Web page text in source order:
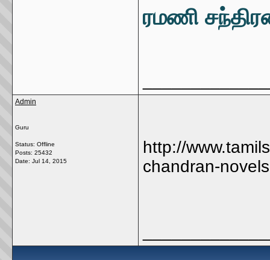
ரமணி
Admin
Guru
Status: Offline
Posts: 25432
Date: Jul 14, 2015
http://
chandran-